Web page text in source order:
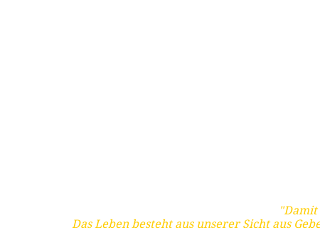
Das Leben besteht aus unserer Sicht aus